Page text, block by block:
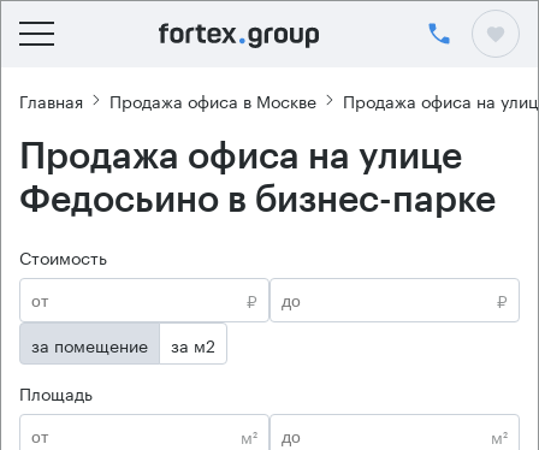
Главная Продажа офиса в Москве Продажа офиса на
Продажа офиса на улице
Федосьино в бизнес-парке
Стоимость
₽
₽
за помещение
за м2
Площадь
м²
м²